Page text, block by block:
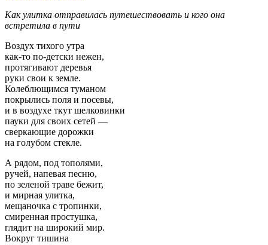
Как улитка отправилась путешествовать и кого она
встретила в пути
Воздух тихого утра
как-то по-детски нежен,
протягивают деревья
руки свои к земле.
Колеблющимся туманом
покрылись поля и посевы,
и в воздухе ткут шелковинки
пауки для своих сетей —
сверкающие дорожки
на голубом стекле.
А рядом, под тополями,
ручей, напевая песню,
по зеленой траве бежит,
и мирная улитка,
мещаночка с тропинки,
смиренная простушка,
глядит на широкий мир.
Вокруг тишина